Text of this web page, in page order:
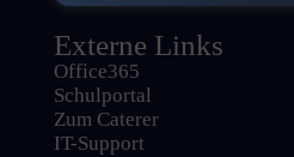
Externe Links
Office365
Schulportal
Zum Caterer
IT-Support